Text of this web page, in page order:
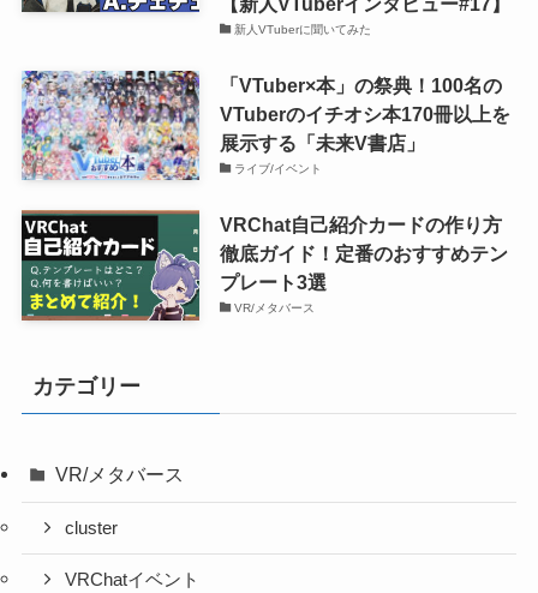
新人VTuberに聞いてみた
「VTuber×本」の祭典！100名の
VTuberのイチオシ本170冊以上を
展示する「未来V書店」
ライブ/イベント
VRChat自己紹介カードの作り方
徹底ガイド！定番のおすすめテン
プレート3選
VR/メタバース
カテゴリー
VR/メタバース
cluster
VRChatイベント